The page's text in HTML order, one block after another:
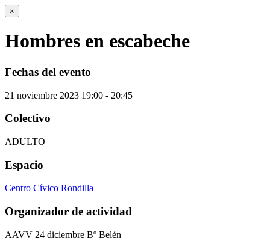
×
Hombres en escabeche
Fechas del evento
21 noviembre 2023 19:00 - 20:45
Colectivo
ADULTO
Espacio
Centro Cívico Rondilla
Organizador de actividad
AAVV 24 diciembre Bº Belén